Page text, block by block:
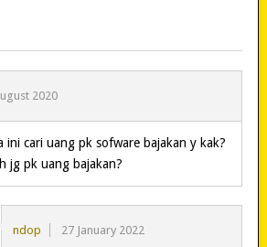
2020
ini cari uang pk sofware bajakan y kak?
jg pk uang bajakan?
ndop 27 January 2022